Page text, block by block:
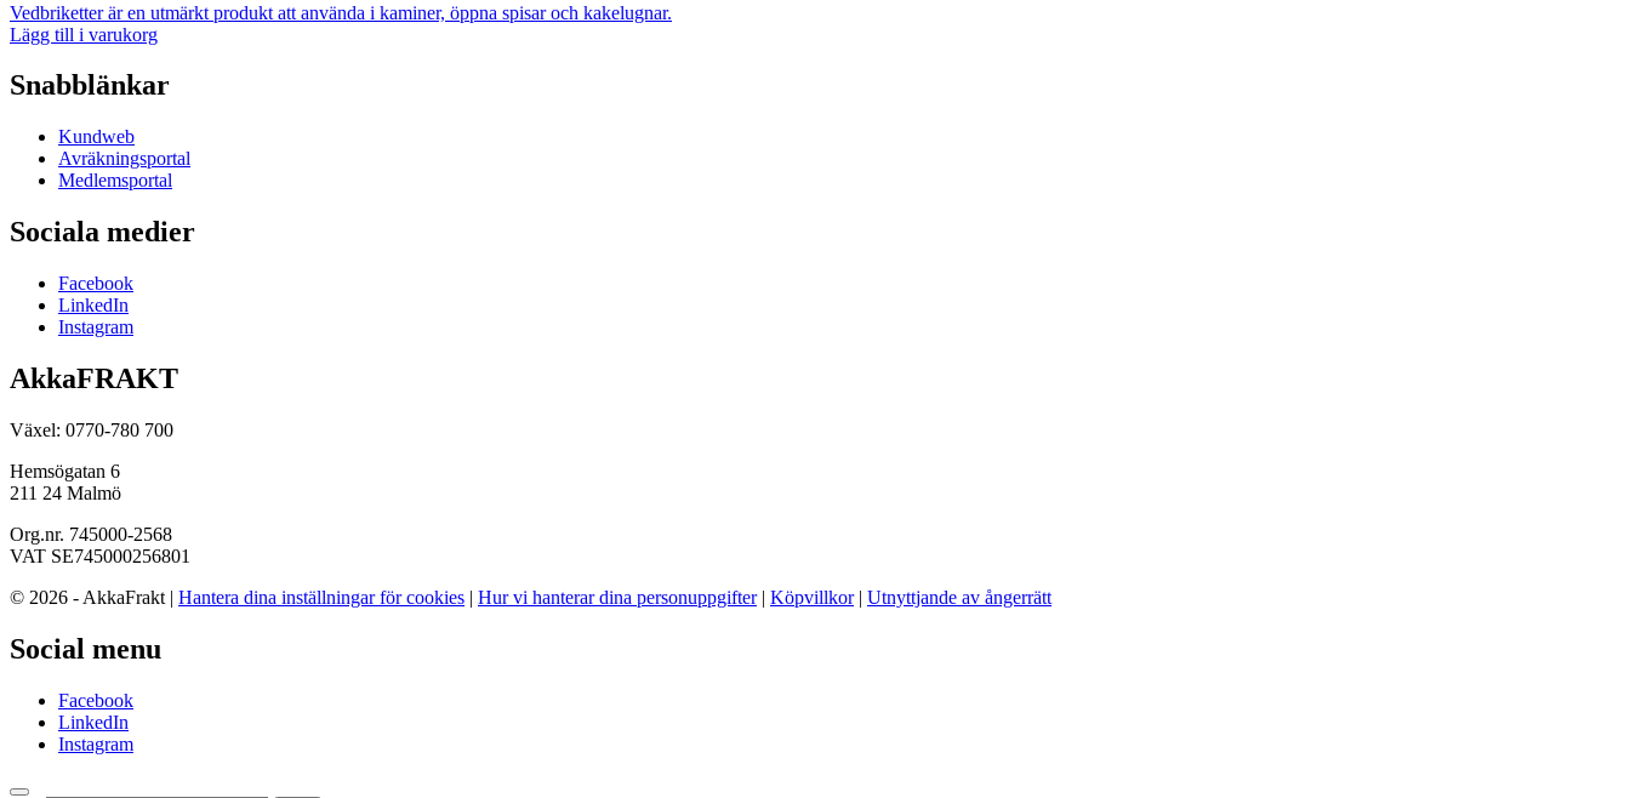
Vedbriketter är en utmärkt produkt att använda i kaminer, öppna spisar och kakelugnar.
Lägg till i varukorg
Snabblänkar
Kundweb
Avräkningsportal
Medlemsportal
Sociala medier
Facebook
LinkedIn
Instagram
AkkaFRAKT
Växel: 0770-780 700
Hemsögatan 6
211 24 Malmö
Org.nr. 745000-2568
VAT SE745000256801
© 2026 - AkkaFrakt | Hantera dina inställningar för cookies | Hur vi hanterar dina personuppgifter| Köpvillkor| Utnyttjande av ångerrätt
Social menu
Facebook
LinkedIn
Instagram